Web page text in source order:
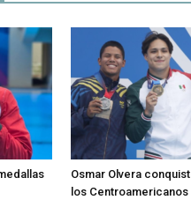
Osmar Olvera
los Centroamericanos